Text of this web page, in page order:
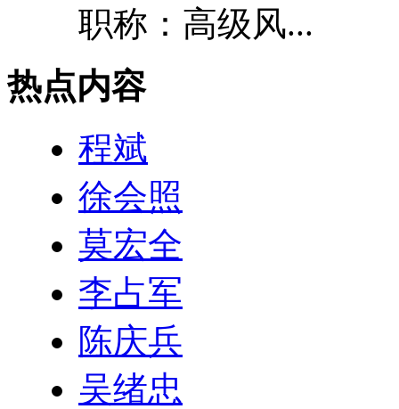
职称：高级风...
热点内容
程斌
徐会照
莫宏全
李占军
陈庆兵
吴绪忠